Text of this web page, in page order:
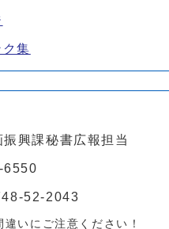
集
興課秘書広報担当
6550
52-2043
いにご注意ください！